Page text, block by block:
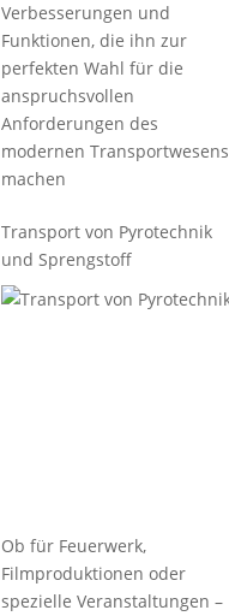
Verbesserungen und
Funktionen, die ihn zur
perfekten Wahl für die
anspruchsvollen
Anforderungen des
modernen Transportwesens
machen
Transport von Pyrotechnik
und Sprengstoff
Ob für Feuerwerk,
Filmproduktionen oder
spezielle Veranstaltungen –